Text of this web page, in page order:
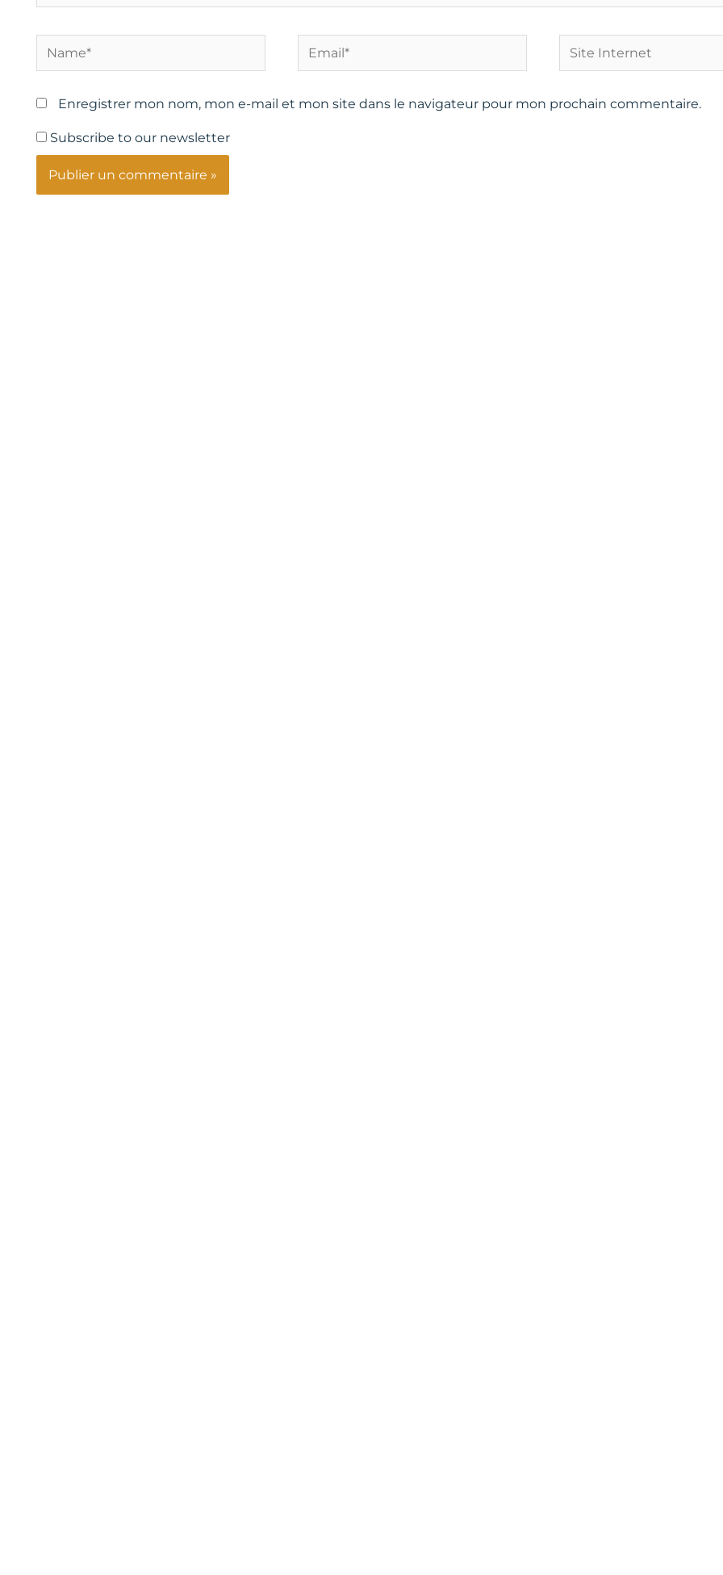
Internet
Enregistrer mon nom, mon e-mail et mon site dans le navigateur pour mon prochain commentaire.
Subscribe to our newsletter